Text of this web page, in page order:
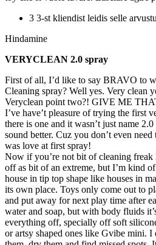
3 3-st kliendist leidis selle
Hindamine
VERYCLEAN 2.0 spray
First of all, I’d like to say BRAVO to
Cleaning spray? Well yes. Very clean
Veryclean point two?! GIVE ME
I’ve have’t pleasure of trying the first
there is one and it wasn’t just name
sound better. Cuz you don’t even
was love at first spray!
Now if you’re not bit of cleaning
off as bit of an extreme, but I’m kind
house in tip top shape like houses in
its own place. Toys only come out to
and put away for next play time after
water and soap, but with body fluids
everything off, specially off soft
or artsy shaped ones like Gvibe mini. I